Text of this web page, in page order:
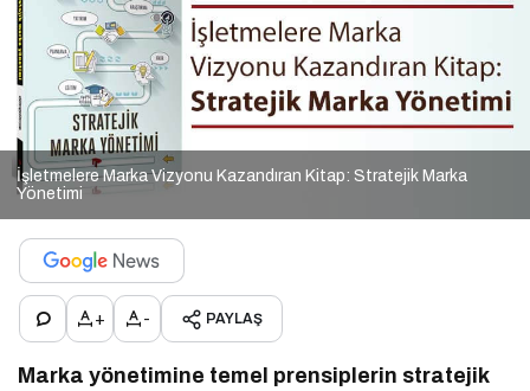
İşletmelere Marka Vizyonu Kazandıran Kitap: Stratejik Marka
Yönetimi
+ - PAYLAŞ
Marka yönetimine temel prensiplerin stratejik